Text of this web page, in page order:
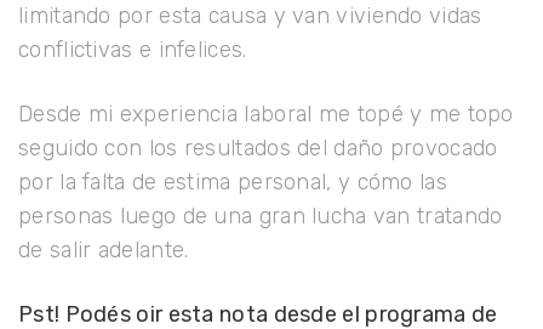
limitando por esta causa y van viviendo vidas
conflictivas e infelices.
Desde mi experiencia laboral me topé y me topo
seguido con los resultados del daño provocado
por la falta de estima personal, y cómo las
personas luego de una gran lucha van tratando
de salir adelante.
Pst! Podés oir esta nota desde el programa de